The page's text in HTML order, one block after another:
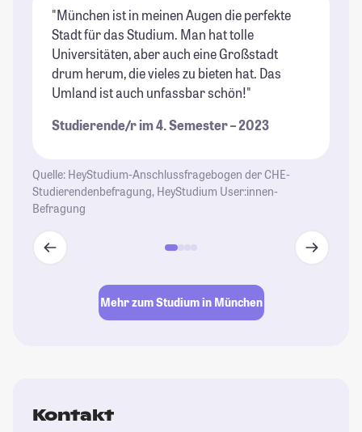
"München ist in meinen Augen die perfekte
Stadt für das Studium. Man hat tolle
Universitäten, aber auch eine Großstadt
drum herum, die vieles zu bieten hat. Das
Umland ist auch unfassbar schön!"
Studierende/r im 4. Semester – 2023
Quelle: HeyStudium-Anschlussfragebogen der CHE-
Studierendenbefragung, HeyStudium User:innen-
Befragung
Mehr zum Studium in München
Kontakt